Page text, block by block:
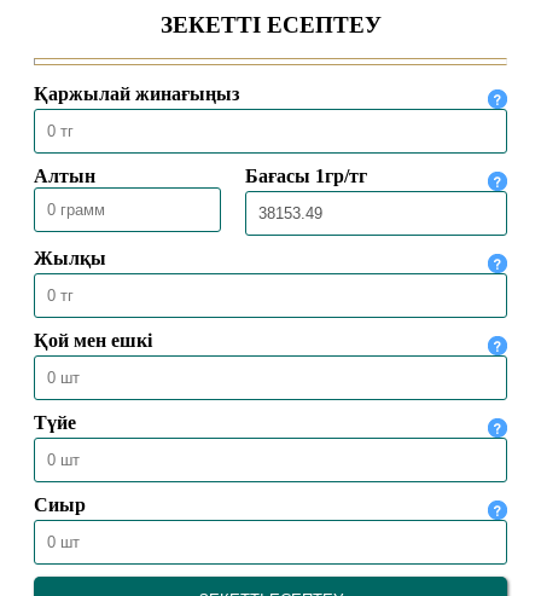
04.08.2026 2046
БАС МҮФТИ ТӨРАЛҚА МӘЖІЛІСІН
ӨТКІЗДІ
31.07.2026